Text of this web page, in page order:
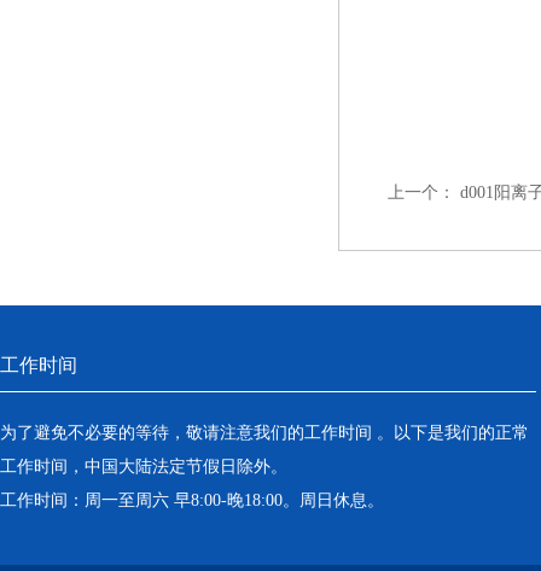
上一个： d001阳离
工作时间
为了避免不必要的等待，敬请注意我们的工作时间 。以下是我们的正常
工作时间，中国大陆法定节假日除外。
工作时间：周一至周六 早8:00-晚18:00。周日休息。